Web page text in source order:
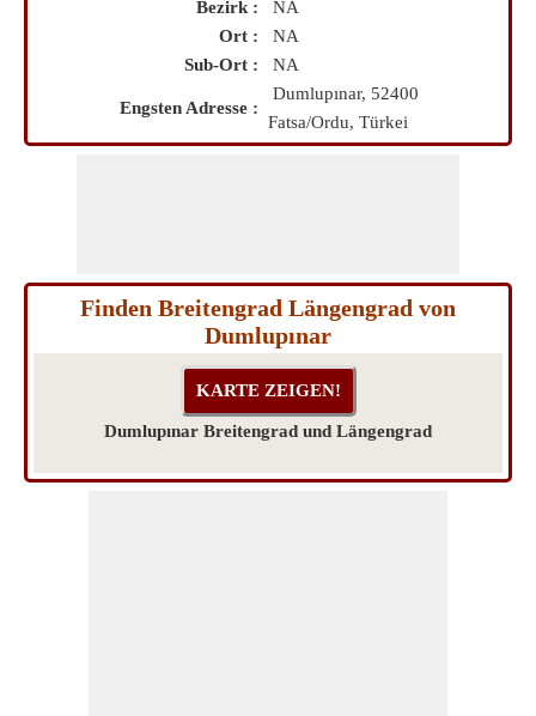
Bezirk :
NA
Ort :
NA
Sub-Ort :
NA
Engsten Adresse :
Dumlupınar, 52400
Fatsa/Ordu, Türkei
Finden Breitengrad Längengrad von
Dumlupınar
Dumlupınar Breitengrad und Längengrad